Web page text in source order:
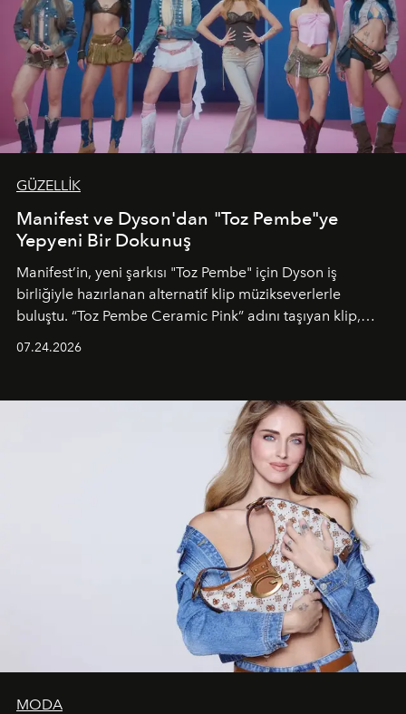
GÜZELLİK
Manifest ve Dyson'dan "Toz Pembe"ye
Yepyeni Bir Dokunuş
Manifest’in, yeni şarkısı "Toz Pembe" için Dyson iş
birliğiyle hazırlanan alternatif klip müzikseverlerle
buluştu. “Toz Pembe Ceramic Pink” adını taşıyan klip,
unsurlarından biri olarak öne çıkıyor.
07.24.2026
MODA